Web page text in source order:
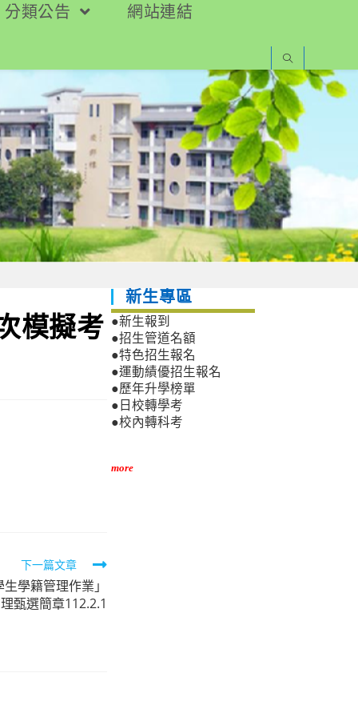
分類公告 網站連結
模擬考
下一篇文章
學籍管理作業」
甄選簡章112.2.1
新生專區
●新生報到
●招生管道名額
●特色招生報名
●運動績優招生報名
●歷年升學榜單
●日校轉學考
●校內轉科考
more